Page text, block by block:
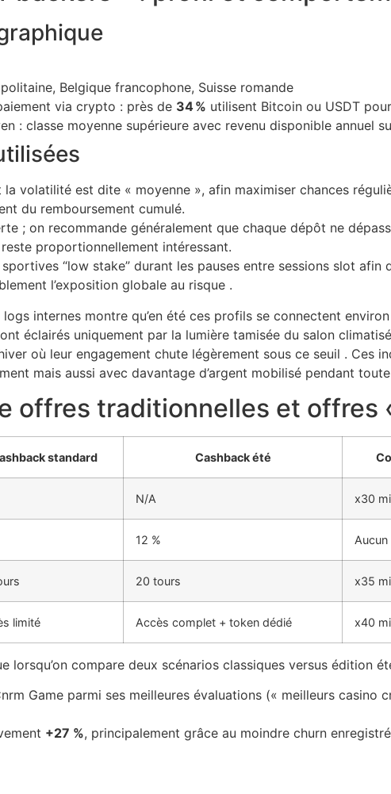
Belgique francophone, Suisse romande
via crypto : près de 34 % utilisent Bitcoin ou USDT
: classe moyenne supérieure avec revenu disponible annuel
la volatilité est dite « moyenne », afin maximiser chances
du remboursement cumulé.
; on recommande généralement que chaque dépôt ne
proportionnellement intéressant.
sportives “low stake” durant les pauses entre sessions slot
l’exposition globale au risque .
internes montre qu’en été ces profils se connectent
éclairés uniquement par la lumière tamisée du salon
où leur engagement chute légèrement sous ce seuil . Ces
mais aussi avec davantage d’argent mobilisé pendant
offres traditionnelles et offres
standard Cashback été
N/A x30
12 %
20 tours x35
limité Accès complet + token dédié x40
lorsqu’on compare deux scénarios classiques versus édition
Game parmi ses meilleures évaluations (« meilleurs casino
+27 %, principalement grâce au moindre churn